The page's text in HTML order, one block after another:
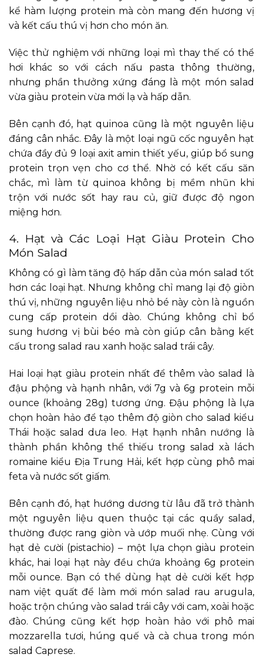
kể hàm lượng protein mà còn mang đến hương vị
và kết cấu thú vị hơn cho món ăn.
Việc thử nghiệm với những loại mì thay thế có thể
hơi khác so với cách nấu pasta thông thường,
nhưng phần thưởng xứng đáng là một món salad
vừa giàu protein vừa mới lạ và hấp dẫn.
Bên cạnh đó, hạt quinoa cũng là một nguyên liệu
đáng cân nhắc. Đây là một loại ngũ cốc nguyên hạt
chứa đầy đủ 9 loại axit amin thiết yếu, giúp bổ sung
protein trọn vẹn cho cơ thể. Nhờ có kết cấu săn
chắc, mì làm từ quinoa không bị mềm nhũn khi
trộn với nước sốt hay rau củ, giữ được độ ngon
miệng hơn.
4. Hạt và Các Loại Hạt Giàu Protein Cho
Món Salad
Không có gì làm tăng độ hấp dẫn của món salad tốt
hơn các loại hạt. Nhưng không chỉ mang lại độ giòn
thú vị, những nguyên liệu nhỏ bé này còn là nguồn
cung cấp protein dồi dào. Chúng không chỉ bổ
sung hương vị bùi béo mà còn giúp cân bằng kết
cấu trong salad rau xanh hoặc salad trái cây.
Hai loại hạt giàu protein nhất để thêm vào salad là
đậu phộng và hạnh nhân, với 7g và 6g protein mỗi
ounce (khoảng 28g) tương ứng. Đậu phộng là lựa
chọn hoàn hảo để tạo thêm độ giòn cho salad kiểu
Thái hoặc salad dưa leo. Hạt hạnh nhân nướng là
thành phần không thể thiếu trong salad xà lách
romaine kiểu Địa Trung Hải, kết hợp cùng phô mai
feta và nước sốt giấm.
Bên cạnh đó, hạt hướng dương từ lâu đã trở thành
một nguyên liệu quen thuộc tại các quầy salad,
thường được rang giòn và ướp muối nhẹ. Cùng với
hạt dẻ cười (pistachio) – một lựa chọn giàu protein
khác, hai loại hạt này đều chứa khoảng 6g protein
mỗi ounce. Bạn có thể dùng hạt dẻ cười kết hợp
nam việt quất để làm mới món salad rau arugula,
hoặc trộn chúng vào salad trái cây với cam, xoài hoặc
đào. Chúng cũng kết hợp hoàn hảo với phô mai
mozzarella tươi, húng quế và cà chua trong món
salad Caprese.